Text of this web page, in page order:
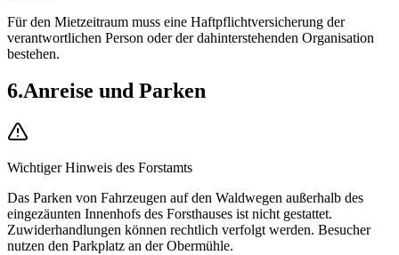
Für den Mietzeitraum muss eine Haftpflichtversicherung der
verantwortlichen Person oder der dahinterstehenden Organisation
bestehen.
6.Anreise und Parken
Wichtiger Hinweis des Forstamts
Das Parken von Fahrzeugen auf den Waldwegen außerhalb des
eingezäunten Innenhofs des Forsthauses ist nicht gestattet.
Zuwiderhandlungen können rechtlich verfolgt werden. Besucher
nutzen den Parkplatz an der Obermühle.